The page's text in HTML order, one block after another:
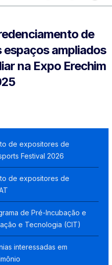
de
ampliados
na Expo Erechim
de expositores de
Festival 2026
de expositores de
de Pré-Incubação e
e Tecnologia (CIT)
interessadas em